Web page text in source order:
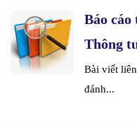
Báo cáo
Thông
Bài viết
đánh...